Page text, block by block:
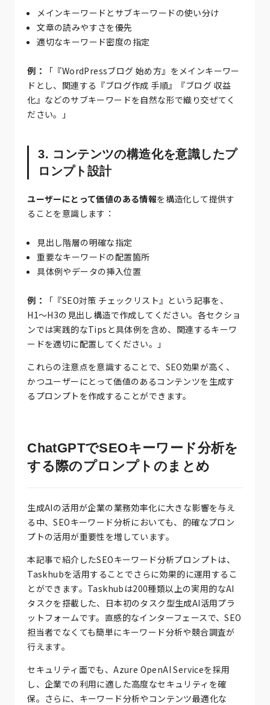
メインキーワードとサブキーワードの使い分け
文章の読みやすさを優先
適切なキーワード密度の指定
例：
「『WordPressブログ 始め方』をメインキーワー
ドとし、関連する『ブログ作成 手順』『ブログ 収益
化』などのサブキーワードを自然な形で織り交ぜてく
ださい。」
3. コンテンツの構造化を意識したプ
ロンプト設計
ユーザーにとって価値のある情報を構造化して提供す
ることを意識します：
見出し階層の明確な指定
重要なキーワードの配置箇所
具体例やデータの挿入位置
例：
「『SEO対策 チェックリスト』という記事を、
H1〜H3の見出し構造で作成してください。各セクショ
ンでは実践的なTipsと具体例を含め、関連するキーワ
ードを適切に配置してください。」
これらの注意点を意識することで、SEO効果が高く、
かつユーザーにとって価値のあるコンテンツを生成す
るプロンプトを作成することができます。
ChatGPTでSEOキーワード分析を
する際のプロンプトのまとめ
生成AIの活用が企業の業務効率化に大きな影響を与え
る中、SEOキーワード分析においても、的確なプロン
プトの活用が重要性を増しています。
本記事で紹介したSEOキーワード分析プロンプトは、
Taskhubを活用することでさらに効果的に運用するこ
とができます。Taskhubは200種類以上の実用的なAI
タスクを搭載した、日本初のタスク型生成AI活用プラ
ットフォームです。直感的なインターフェースで、SEO
担当者でなくても簡単にキーワード分析や競合調査が
行えます。
セキュリティ面でも、Azure OpenAI Serviceを採用
し、企業での利用に適した高度なセキュリティを確
保。さらに、キーワード分析やコンテンツ最適化な